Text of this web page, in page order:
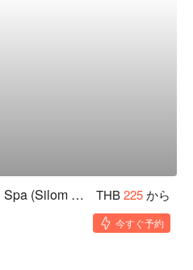
Relax Time Massage and Spa (Silom Complex) THB225から
今すぐ予約